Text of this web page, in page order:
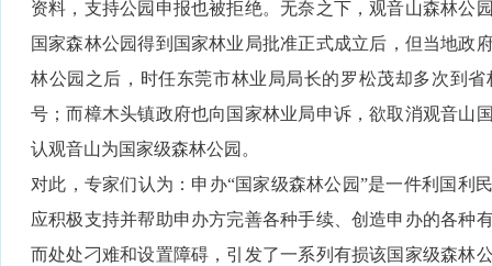
资料，支持公园申报也被拒绝。无奈之下，观音山森林公
国家森林公园得到国家林业局批准正式成立后，但当地政
林公园之后，时任东莞市林业局局长的罗松茂却多次到
号；而樟木头镇政府也向国家林业局申诉，欲取消观音山
认观音山为国家级森林公园。
对此，专家们认为：申办“国家级森林公园”是一件利国利
应积极支持并帮助申办方完善各种手续、创造申办的各种
而处处刁难和设置障碍，引发了一系列有损该国家级森林